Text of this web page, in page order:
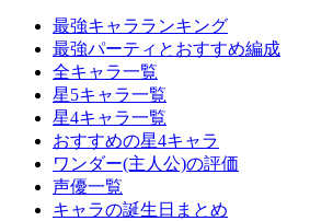
最強キャラランキング
最強パーティとおすすめ編成
全キャラ一覧
星5キャラ一覧
星4キャラ一覧
おすすめの星4キャラ
ワンダー(主人公)の評価
声優一覧
キャラの誕生日まとめ